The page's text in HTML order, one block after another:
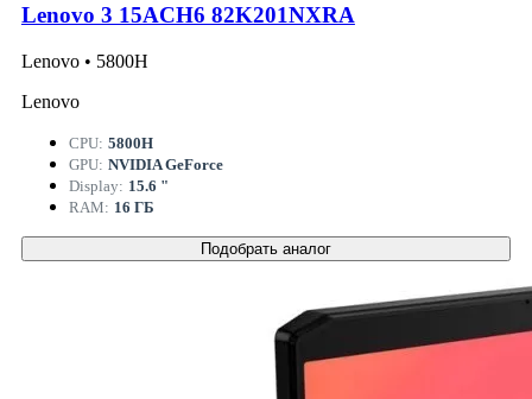
Lenovo 3 15ACH6 82K201NXRA
Lenovo • 5800H
Lenovo
CPU: 5800H
GPU: NVIDIA GeForce
Display: 15.6 "
RAM: 16 ГБ
Подобрать аналог